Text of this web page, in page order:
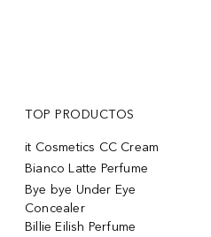
TOP PRODUCTOS
it Cosmetics CC Cream
Bianco Latte Perfume
Bye bye Under Eye
Concealer
Billie Eilish Perfume